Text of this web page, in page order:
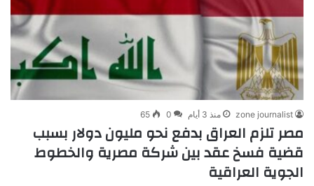
zone journalist منذ 3 أيام 0
65
مصر تلزم العراق بدفع نحو مليون دولار بسبب
قضية فسخ عقد بين شركة مصرية والخطوط
الجوية العراقية